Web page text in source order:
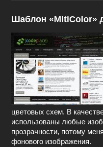
Шаблон «MltiColor»
цветовых схем. В
использованы любые
прозрачности, потому
фонового изображения.